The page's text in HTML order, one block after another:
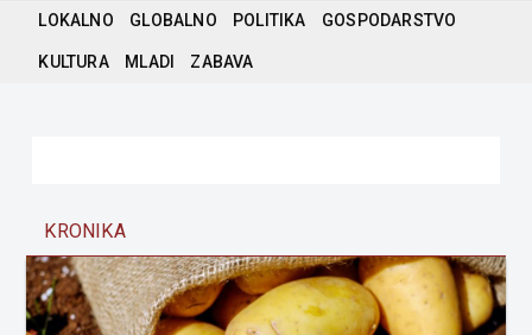
LOKALNO GLOBALNO POLITIKA GOSPODARSTVO
KULTURA MLADI ZABAVA
KRONIKA